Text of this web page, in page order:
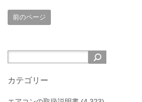
前のページ
カテゴリー